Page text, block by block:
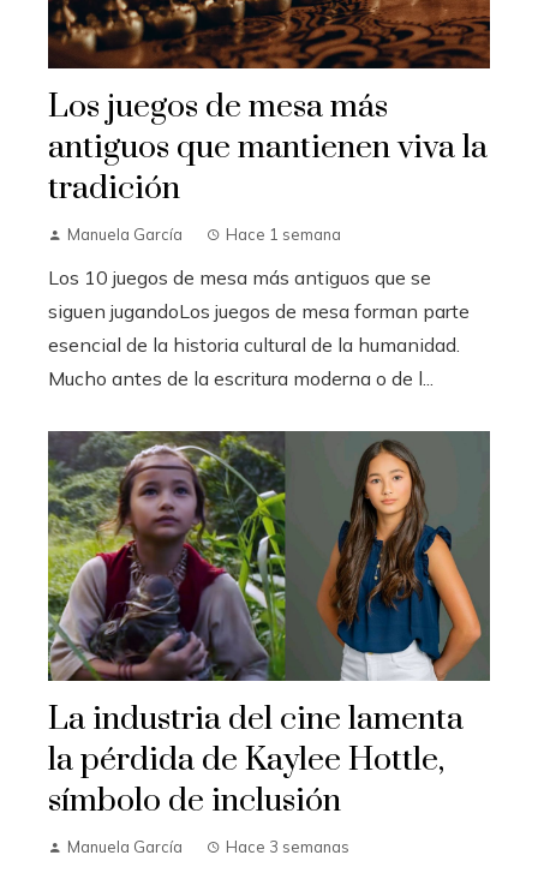
Los juegos de mesa más
antiguos que mantienen viva la
tradición
Manuela García Hace 1 semana
Los 10 juegos de mesa más antiguos que se
siguen jugandoLos juegos de mesa forman parte
esencial de la historia cultural de la humanidad.
Mucho antes de la escritura moderna o de l...
La industria del cine lamenta
la pérdida de Kaylee Hottle,
símbolo de inclusión
Manuela García Hace 3 semanas